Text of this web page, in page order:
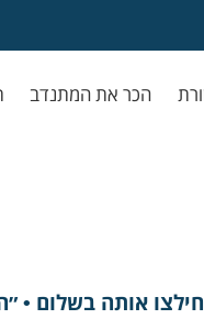
הכר את המתנדב
אותה בשלום •